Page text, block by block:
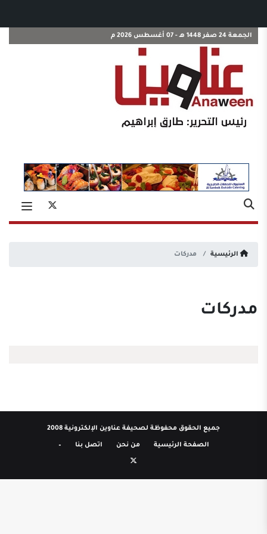
الجمعة 24 صفر 1448 هـ - 07 أغسطس 2026 م
الرئيسية مدركات
مدركات
جميع الحقوق محفوظة لصحيفة عناوين الإلكترونية 2008
الصفحة الرئيسية من نحن اتصل بنا –